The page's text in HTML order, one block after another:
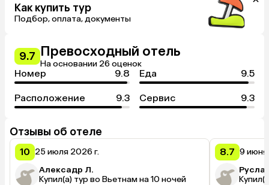
Как купить тур
Подбор, оплата, документы
9.7 Превосходный отель
На основании 26 оценок
Номер 9.8 Еда 9.5
Расположение 9.3 Сервис 9.3
Отзывы об отеле
10 25 июля 2026 г.
Алексадр Л.
Купил(а) тур во Вьетнам на 10 ночей
8.7 9 июня